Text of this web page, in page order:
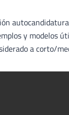
y modelos
a corto/